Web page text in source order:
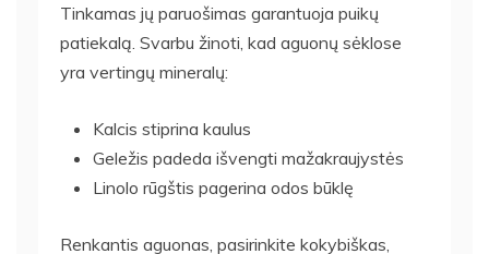
Tinkamas jų paruošimas garantuoja puikų
patiekalą. Svarbu žinoti, kad aguonų sėklose
yra vertingų mineralų:
Kalcis stiprina kaulus
Geležis padeda išvengti mažakraujystės
Linolo rūgštis pagerina odos būklę
Renkantis aguonas, pasirinkite kokybiškas,